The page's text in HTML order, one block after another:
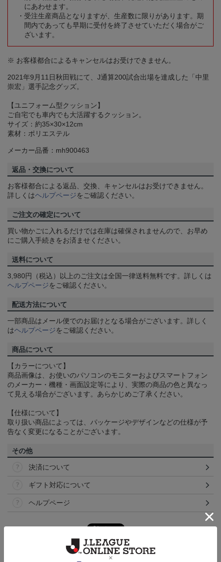
にあわせます。
受注生産商品となりますが、生産数に限りがあります。期
間内であっても早期に受付を終了させていただく場合がご
ざいます。
※ お客様都合によるキャンセルはお受けできません。
2021年9月11日秋田戦にて、J通算200試合出場を達成した「中里
崇宏」選手記念グッズ。
【ユニフォーム型クッション】
ご自宅でも車内でも大活躍するクッション。
サイズ：約35×30×12cm
素材：ポリエステル
メーカー品番：mh900463
返品・交換について
お客様都合による返品、交換、キャンセルはお受けできません。
詳しくはヘルプページをご確認ください。
ご注文の確定について
買い物かごに入れるだけでは在庫は確保されませんので、お早め
にご購入手続きをお済ませください。
送料について
3,980円（税込）以上のご注文は全国一律送料無料です。詳しくは
ヘルプページをご確認ください。
配送方法について
一部商品はメール便でのお届けとなる場合がございます。詳しく
はヘルプページをご確認ください。
商品について
【カラーについて】
商品画像は、お使いのパソコンのモニターおよびスマートフォン
のメーカー・機種・画面設定等により、実際の商品の色と異なっ
て見える場合がございます。あらかじめご了承ください。
【仕様について】
取り扱い商品によっては、パッケージやデザインなどの仕様が予
告なく変更になることがございます。
その他
決済について
ギフト対応について
ヘルプページ